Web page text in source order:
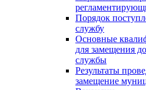
Порядок
службу
Основные
для замещения
службы
Результаты
замещение